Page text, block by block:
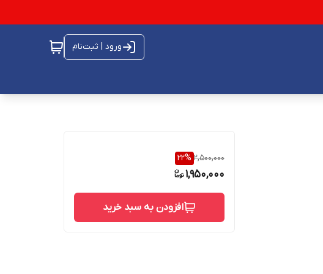
ورود | ثبت‌نام
2,500,000
22%
1,950,000
افزودن به سبد خرید